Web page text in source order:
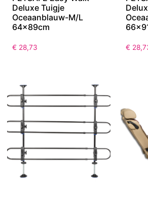
Deluxe Tuigje
Oceaanblauw-M/L
64x89cm
€ 28,73 €